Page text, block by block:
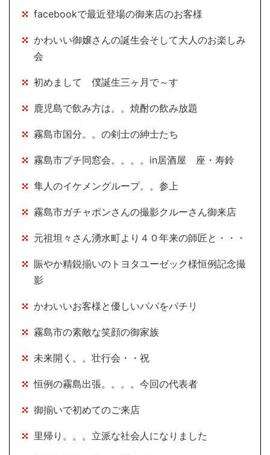
facebookで最近登場の御来店のお客様
かわいい御嬢さんの誕生会そして大人のお楽しみ
会
初めまして 僕誕生三ヶ月で～す
鹿児島で飲み方は。。焼酎の飲み放題
霧島市国分。。の剣士の紳士たち
霧島市プチ同窓会。。。。in居酒屋 座・寿鈴
隼人のイケメングループ。。参上
霧島市ガチャポンさんの撮影クルーさん御来店
元祖坦々さん湧水町より４０年来の師匠と・・・
賑やか精鋭揃いのトヨタユーゼック様恒例記念撮
影
かわいいお客様と優しいパパをパチリ
霧島市の素敵な笑顔の御家族
未来開く。。壮行会・・祝
恒例の霧島出張。。。。今回の代表者
御揃いで初めてのご来店
里帰り。。。立派な社会人になりました